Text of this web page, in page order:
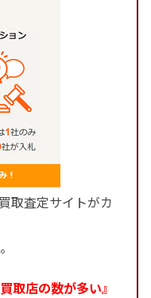
取査定サイトがカ
取店の数が多い』